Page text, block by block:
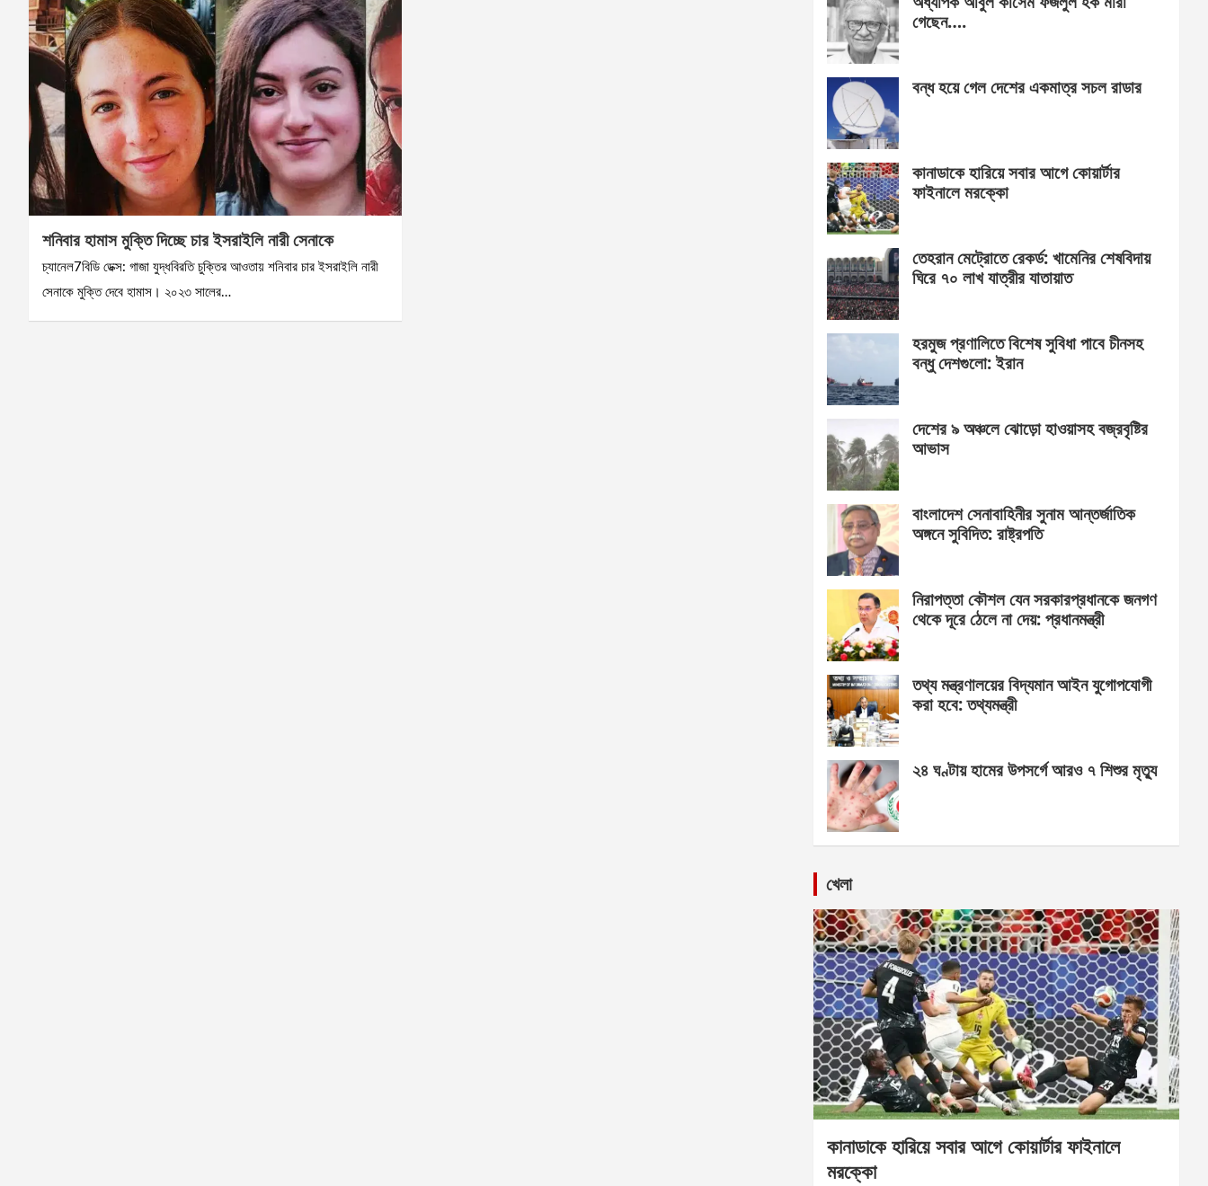
শনিবার হামাস মুক্তি দিচ্ছে চার ইসরাইলি নারী সেনাকে
চ্যানেল7বিডি ডেক্স: গাজা যুদ্ধবিরতি চুক্তির আওতায় শনিবার চার ইসরাইলি নারী
সেনাকে মুক্তি দেবে হামাস। ২০২৩ সালের…
গেছেন….
বন্ধ হয়ে গেল দেশের একমাত্র সচল রাডার
কানাডাকে হারিয়ে সবার আগে কোয়ার্টার
ফাইনালে মরক্কো
তেহরান মেট্রোতে রেকর্ড: খামেনির শেষবিদায়
ঘিরে ৭০ লাখ যাত্রীর যাতায়াত
হরমুজ প্রণালিতে বিশেষ সুবিধা পাবে চীনসহ
বন্ধু দেশগুলো: ইরান
দেশের ৯ অঞ্চলে ঝোড়ো হাওয়াসহ বজ্রবৃষ্টির
আভাস
বাংলাদেশ সেনাবাহিনীর সুনাম আন্তর্জাতিক
অঙ্গনে সুবিদিত: রাষ্ট্রপতি
নিরাপত্তা কৌশল যেন সরকারপ্রধানকে জনগণ
থেকে দূরে ঠেলে না দেয়: প্রধানমন্ত্রী
তথ্য মন্ত্রণালয়ের বিদ্যমান আইন যুগোপযোগী
করা হবে: তথ্যমন্ত্রী
২৪ ঘণ্টায় হামের উপসর্গে আরও ৭ শিশুর মৃত্যু
খেলা
কানাডাকে হারিয়ে সবার আগে কোয়ার্টার ফাইনালে
মরক্কো